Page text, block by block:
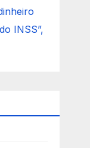
INSS”,